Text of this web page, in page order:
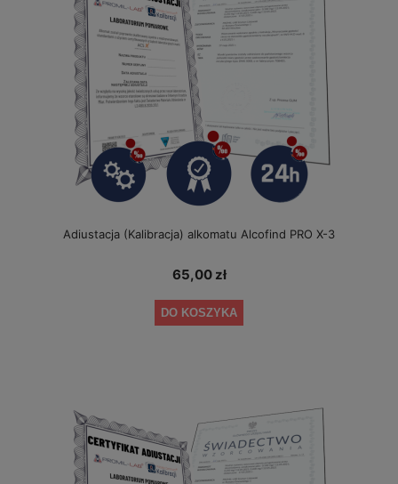
Adiustacja (Kalibracja) alkomatu Alcofind PRO X-3
65,00 zł
DO KOSZYKA